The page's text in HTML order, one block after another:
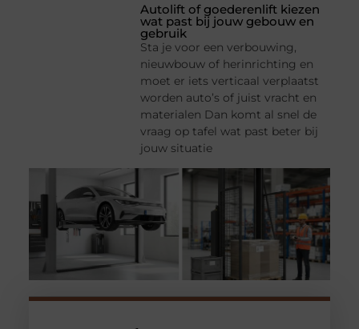
Autolift of goederenlift kiezen
wat past bij jouw gebouw en
gebruik
Sta je voor een verbouwing,
nieuwbouw of herinrichting en
moet er iets verticaal verplaatst
worden auto’s of juist vracht en
materialen Dan komt al snel de
vraag op tafel wat past beter bij
jouw situatie